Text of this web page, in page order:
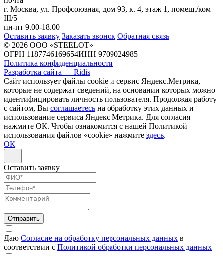
г. Москва, ул. Профсоюзная, дом 93, к. 4, этаж 1, помещ./ком
III/5
пн-пт 9.00-18.00
Оставить заявку Заказать звонок Обратная связь
© 2026 ООО «STEELOT»
ОГРН 1187746169654ИНН 9709024985
Политика конфиденциальности
Разработка сайта — Ridis
Сайт использует файлы cookie и сервис Яндекс.Метрика,
которые не содержат сведений, на основании которых можно
идентифицировать личность пользователя. Продолжая работу
с сайтом, Вы соглашаетесь на обработку этих данных и
использование сервиса Яндекс.Метрика. Для согласия
нажмите ОК. Чтобы ознакомится с нашей Политикой
использования файлов «cookie» нажмите здесь.
ОК
Оставить заявку
Отправить
Даю Согласие на обработку персональных данных в
соответствии с Политикой обработки персональных данных